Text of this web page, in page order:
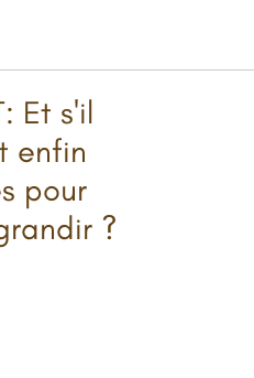
Et s'il
enfin
pour
?